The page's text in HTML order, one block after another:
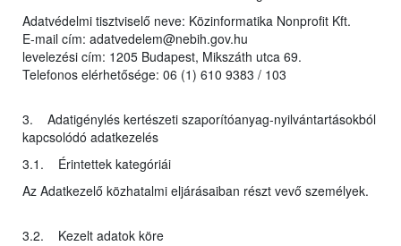
Adatvédelmi tisztviselő neve: Közinformatika Nonprofit Kft.
E-mail cím: adatvedelem@nebih.gov.hu
levelezési cím: 1205 Budapest, Mikszáth utca 69.
Telefonos elérhetősége: 06 (1) 610 9383 / 103
3. Adatigénylés kertészeti szaporítóanyag-nyilvántartásokból
kapcsolódó adatkezelés
3.1. Érintettek kategóriái
Az Adatkezelő közhatalmi eljárásaiban részt vevő személyek.
3.2. Kezelt adatok köre